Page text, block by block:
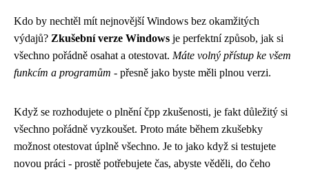
Kdo by nechtěl mít nejnovější Windows bez okamžitých
výdajů? Zkušební verze Windows je perfektní způsob, jak si
všechno pořádně osahat a otestovat. Máte volný přístup ke všem
funkcím a programům - přesně jako byste měli plnou verzi.
Když se rozhodujete o plnění čpp zkušenosti, je fakt důležitý si
všechno pořádně vyzkoušet. Proto máte během zkušebky
možnost otestovat úplně všechno. Je to jako když si testujete
novou práci - prostě potřebujete čas, abyste věděli, do čeho